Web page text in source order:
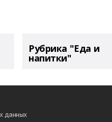
Рубрика "Еда и
напитки"
данных